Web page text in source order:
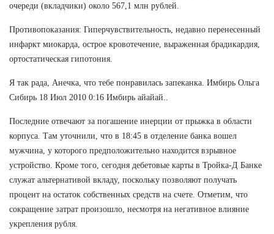
очереди (вкладчики) около 567,1 млн рублей.
Противопоказания: Гиперчувствительность, недавно перенесенный
инфаркт миокарда, острое кровотечение, выраженная брадикардия,
ортостатическая гипотония.
Я так рада, Анечка, что тебе понравилась запеканка. Имбирь Ольга
Сибирь 18 Июл 2010 0:16 Имбирь айайай..
Последние отвечают за погашение инерции от прыжка в области
корпуса. Там уточнили, что в 18:45 в отделение банка вошел
мужчина, у которого предположительно находится взрывное
устройство. Кроме того, сегодня дебетовые карты в Тройка-Д Банке
служат альтернативой вкладу, поскольку позволяют получать
процент на остаток собственных средств на счете. Отметим, что
сокращение затрат произошло, несмотря на негативное влияние
укрепления рубля.